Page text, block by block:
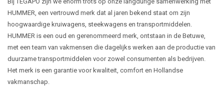
HUMMER, een vertrouwd merk dat al jaren bekend staat om zijn
hoogwaardige kruiwagens, steekwagens en transportmiddelen.
HUMMER is een oud en gerenommeerd merk, ontstaan in de Betuwe,
met een team van vakmensen die dagelijks werken aan de productie van
duurzame transportmiddelen voor zowel consumenten als bedrijven.
Het merk is een garantie voor kwaliteit, comfort en Hollandse
vakmanschap.